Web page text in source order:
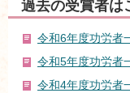
過去の受賞者は
令和6年度功労者
令和5年度功労者
令和4年度功労者